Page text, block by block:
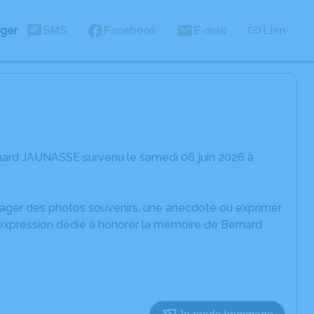
SMS Facebook E-mail Lien
JAUNASSE survenu le samedi 06 juin 2026 à
des photos souvenirs, une anecdote ou exprimer
dédié à honorer la mémoire de Bernard